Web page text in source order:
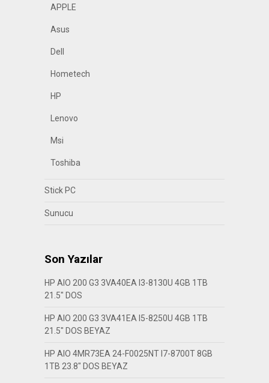
APPLE
Asus
Dell
Hometech
HP
Lenovo
Msi
Toshiba
Stick PC
Sunucu
Son Yazılar
HP AIO 200 G3 3VA40EA I3-8130U 4GB 1TB
21.5″ DOS
HP AIO 200 G3 3VA41EA I5-8250U 4GB 1TB
21.5″ DOS BEYAZ
HP AIO 4MR73EA 24-F0025NT I7-8700T 8GB
1TB 23.8″ DOS BEYAZ